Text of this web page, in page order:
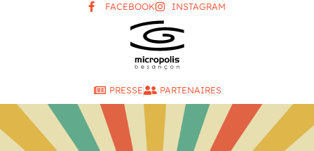
FACEBOOK INSTAGRAM
PRESSE PARTENAIRES